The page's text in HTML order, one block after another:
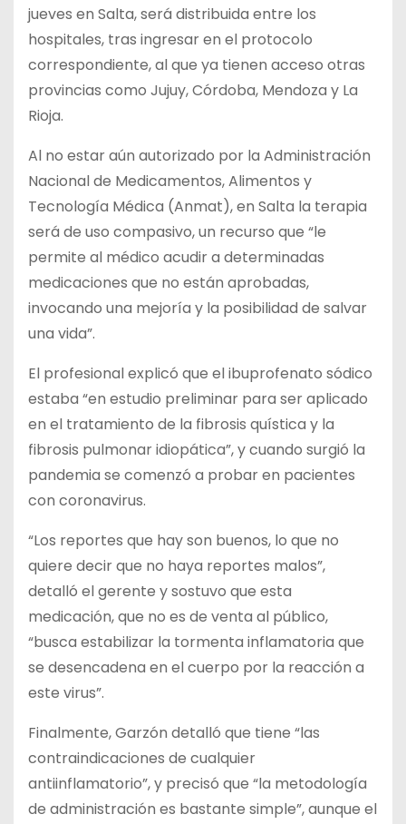
jueves en Salta, será distribuida entre los
hospitales, tras ingresar en el protocolo
correspondiente, al que ya tienen acceso otras
provincias como Jujuy, Córdoba, Mendoza y La
Rioja.
Al no estar aún autorizado por la Administración
Nacional de Medicamentos, Alimentos y
Tecnología Médica (Anmat), en Salta la terapia
será de uso compasivo, un recurso que “le
permite al médico acudir a determinadas
medicaciones que no están aprobadas,
invocando una mejoría y la posibilidad de salvar
una vida”.
El profesional explicó que el ibuprofenato sódico
estaba “en estudio preliminar para ser aplicado
en el tratamiento de la fibrosis quística y la
fibrosis pulmonar idiopática”, y cuando surgió la
pandemia se comenzó a probar en pacientes
con coronavirus.
“Los reportes que hay son buenos, lo que no
quiere decir que no haya reportes malos”,
detalló el gerente y sostuvo que esta
medicación, que no es de venta al público,
“busca estabilizar la tormenta inflamatoria que
se desencadena en el cuerpo por la reacción a
este virus”.
Finalmente, Garzón detalló que tiene “las
contraindicaciones de cualquier
antiinflamatorio”, y precisó que “la metodología
de administración es bastante simple”, aunque el